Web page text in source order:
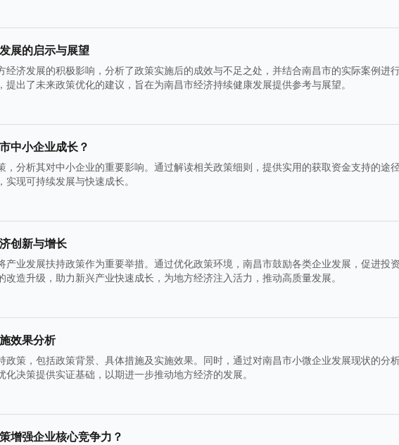
展的启示与展望
济发展的积极影响，分析了政策实施后的成效与不足之处，并结合南昌市的实际案例进
出了未来政策优化的建议，旨在为南昌市经济持续健康发展提供参考与展望。
中小企业成长？
分析其对中小企业的重要影响。通过解读相关政策细则，提供实用的获取资金支持的途
现可持续发展与快速成长。
创新与增长
业发展扶持政策作为重要举措。通过优化政策环境，南昌市鼓励各类企业发展，促进投
造升级，助力新兴产业快速成长，为地方经济注入活力，推动高质量发展。
效果分析
策，包括政策背景、具体措施及实施效果。同时，通过对南昌市小微企业发展现状的分
决策提供实证基础，以期进一步推动地方经济的发展。
增强企业核心竞争力？